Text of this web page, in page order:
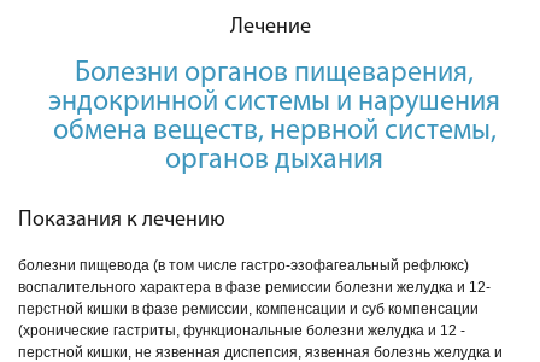
Лечение
Болезни органов пищеварения,
эндокринной системы и нарушения
обмена веществ, нервной системы,
органов дыхания
Показания к лечению
болезни пищевода (в том числе гастро-эзофагеальный рефлюкс)
воспалительного характера в фазе ремиссии болезни желудка и 12-
перстной кишки в фазе ремиссии, компенсации и суб компенсации
(хронические гастриты, функциональные болезни желудка и 12 -
перстной кишки, не язвенная диспепсия, язвенная болезнь желудка и